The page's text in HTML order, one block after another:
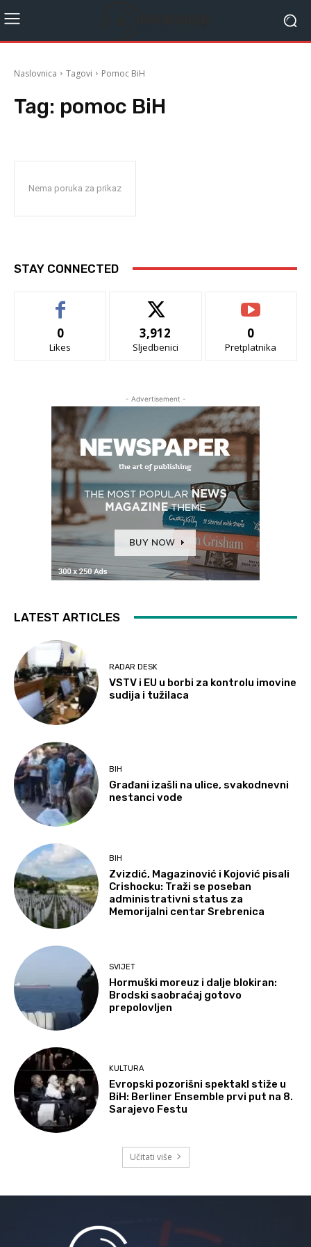
Naslovnica Tagovi Pomoc BiH
Tag: pomoc BiH
Nema poruka za prikaz
STAY CONNECTED
0
Likes
3,912
Sljedbenici
0
Pretplatnika
- Advertisement -
LATEST ARTICLES
RADAR DESK
VSTV i EU u borbi za kontrolu imovine
sudija i tužilaca
BIH
Građani izašli na ulice, svakodnevni
nestanci vode
BIH
Zvizdić, Magazinović i Kojović pisali
Crishocku: Traži se poseban
administrativni status za
Memorijalni centar Srebrenica
SVIJET
Hormuški moreuz i dalje blokiran:
Brodski saobraćaj gotovo
prepolovljen
KULTURA
Evropski pozorišni spektakl stiže u
BiH: Berliner Ensemble prvi put na 8.
Sarajevo Festu
Učitati više